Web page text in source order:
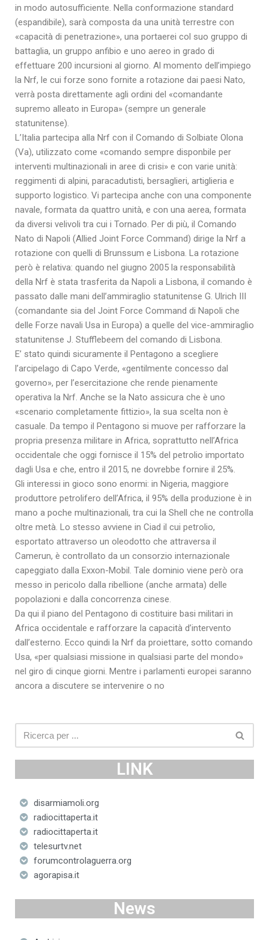
in modo autosufficiente. Nella conformazione standard
(espandibile), sarà composta da una unità terrestre con
«capacità di penetrazione», una portaerei col suo gruppo di
battaglia, un gruppo anfibio e uno aereo in grado di
effettuare 200 incursioni al giorno. Al momento dell’impiego
la Nrf, le cui forze sono fornite a rotazione dai paesi Nato,
verrà posta direttamente agli ordini del «comandante
supremo alleato in Europa» (sempre un generale
statunitense).
L’Italia partecipa alla Nrf con il Comando di Solbiate Olona
(Va), utilizzato come «comando sempre disponbile per
interventi multinazionali in aree di crisi» e con varie unità:
reggimenti di alpini, paracadutisti, bersaglieri, artiglieria e
supporto logistico. Vi partecipa anche con una componente
navale, formata da quattro unità, e con una aerea, formata
da diversi velivoli tra cui i Tornado. Per di più, il Comando
Nato di Napoli (Allied Joint Force Command) dirige la Nrf a
rotazione con quelli di Brunssum e Lisbona. La rotazione
però è relativa: quando nel giugno 2005 la responsabilità
della Nrf è stata trasferita da Napoli a Lisbona, il comando è
passato dalle mani dell’ammiraglio statunitense G. Ulrich III
(comandante sia del Joint Force Command di Napoli che
delle Forze navali Usa in Europa) a quelle del vice-ammiraglio
statunitense J. Stufflebeem del comando di Lisbona.
E’ stato quindi sicuramente il Pentagono a scegliere
l’arcipelago di Capo Verde, «gentilmente concesso dal
governo», per l’esercitazione che rende pienamente
operativa la Nrf. Anche se la Nato assicura che è uno
«scenario completamente fittizio», la sua scelta non è
casuale. Da tempo il Pentagono si muove per rafforzare la
propria presenza militare in Africa, soprattutto nell’Africa
occidentale che oggi fornisce il 15% del petrolio importato
dagli Usa e che, entro il 2015, ne dovrebbe fornire il 25%.
Gli interessi in gioco sono enormi: in Nigeria, maggiore
produttore petrolifero dell’Africa, il 95% della produzione è in
mano a poche multinazionali, tra cui la Shell che ne controlla
oltre metà. Lo stesso avviene in Ciad il cui petrolio,
esportato attraverso un oleodotto che attraversa il
Camerun, è controllato da un consorzio internazionale
capeggiato dalla Exxon-Mobil. Tale dominio viene però ora
messo in pericolo dalla ribellione (anche armata) delle
popolazioni e dalla concorrenza cinese.
Da qui il piano del Pentagono di costituire basi militari in
Africa occidentale e rafforzare la capacità d’intervento
dall’esterno. Ecco quindi la Nrf da proiettare, sotto comando
Usa, «per qualsiasi missione in qualsiasi parte del mondo»
nel giro di cinque giorni. Mentre i parlamenti europei saranno
ancora a discutere se intervenire o no
LINK
disarmiamoli.org
radiocittaperta.it
radiocittaperta.it
telesurtv.net
forumcontrolaguerra.org
agorapisa.it
News